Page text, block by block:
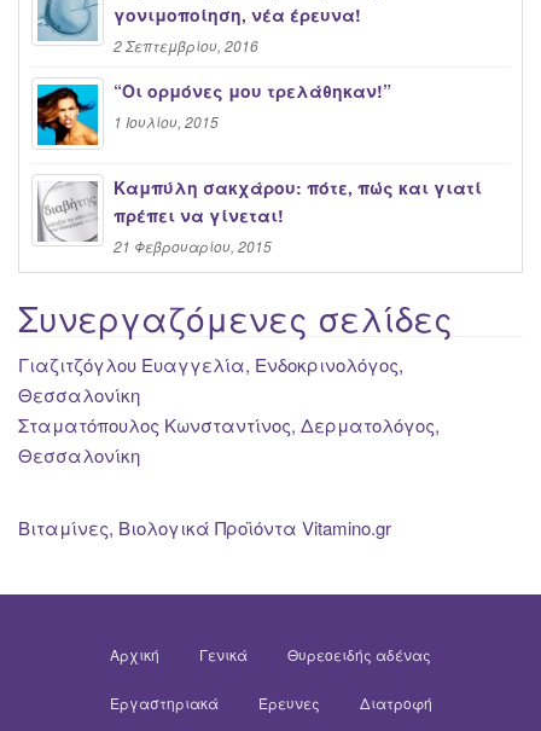
γονιμοποίηση, νέα έρευνα!
2 Σεπτεμβρίου, 2016
“Oι ορμόνες μου τρελάθηκαν!”
1 Ιουλίου, 2015
Καμπύλη σακχάρου: πότε, πώς και γιατί
πρέπει να γίνεται!
21 Φεβρουαρίου, 2015
Συνεργαζόμενες σελίδες
Γιαζιτζόγλου Ευαγγελία, Ενδοκρινολόγος,
Θεσσαλονίκη
Σταματόπουλος Κωνσταντίνος, Δερματολόγος,
Θεσσαλονίκη
Βιταμίνες, Βιολογικά Προϊόντα Vitamino.gr
Αρχική Γενικά Θυρεοειδής αδένας
Εργαστηριακά Έρευνες Διατροφή